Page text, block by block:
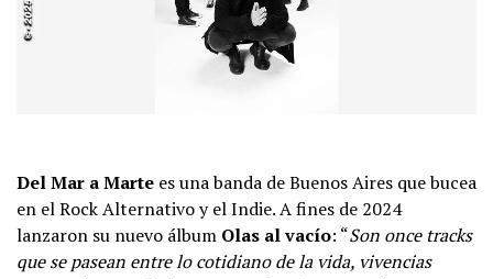
Del Mar a Marte es una banda de Buenos Aires que bucea
en el Rock Alternativo y el Indie. A fines de 2024
lanzaron su nuevo álbum Olas al vacío: “Son once tracks
que se pasean entre lo cotidiano de la vida, vivencias